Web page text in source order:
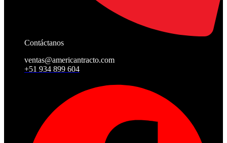
Contáctanos
ventas@americantracto.com
+51 934 899 604